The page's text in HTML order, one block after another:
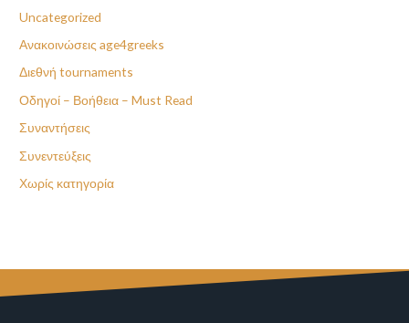
Uncategorized
Ανακοινώσεις age4greeks
Διεθνή tournaments
Οδηγοί – Βοήθεια – Must Read
Συναντήσεις
Συνεντεύξεις
Χωρίς κατηγορία